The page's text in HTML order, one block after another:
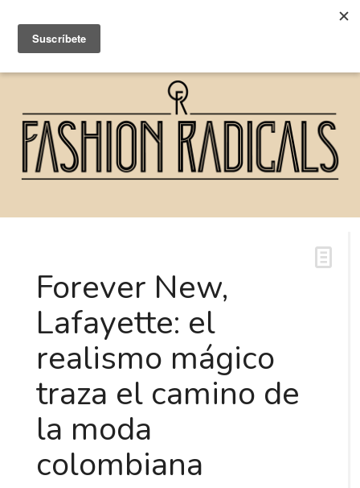
Forever New,
Lafayette: el
realismo mágico
traza el camino de
la moda
colombiana